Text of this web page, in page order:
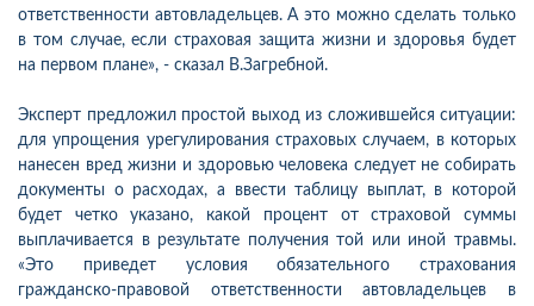
ответственности автовладельцев. А это можно сделать только
в том случае, если страховая защита жизни и здоровья будет
на первом плане», - сказал В.Загребной.
Эксперт предложил простой выход из сложившейся ситуации:
для упрощения урегулирования страховых случаем, в которых
нанесен вред жизни и здоровью человека следует не собирать
документы о расходах, а ввести таблицу выплат, в которой
будет четко указано, какой процент от страховой суммы
выплачивается в результате получения той или иной травмы.
«Это приведет условия обязательного страхования
гражданско-правовой ответственности автовладельцев в